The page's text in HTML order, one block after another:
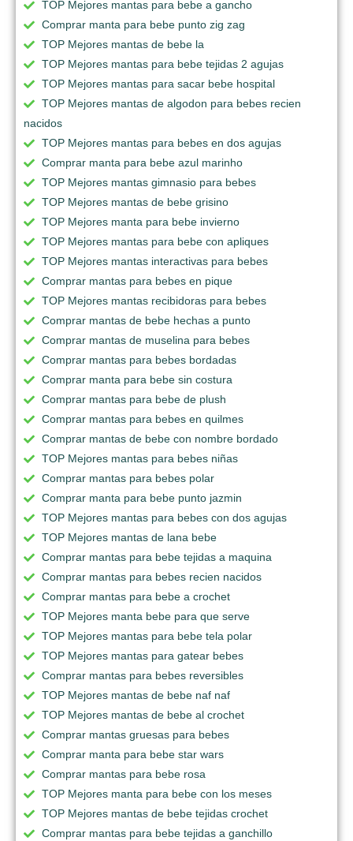
TOP Mejores mantas para bebe a gancho
Comprar manta para bebe punto zig zag
TOP Mejores mantas de bebe la
TOP Mejores mantas para bebe tejidas 2 agujas
TOP Mejores mantas para sacar bebe hospital
TOP Mejores mantas de algodon para bebes recien
nacidos
TOP Mejores mantas para bebes en dos agujas
Comprar manta para bebe azul marinho
TOP Mejores mantas gimnasio para bebes
TOP Mejores mantas de bebe grisino
TOP Mejores manta para bebe invierno
TOP Mejores mantas para bebe con apliques
TOP Mejores mantas interactivas para bebes
Comprar mantas para bebes en pique
TOP Mejores mantas recibidoras para bebes
Comprar mantas de bebe hechas a punto
Comprar mantas de muselina para bebes
Comprar mantas para bebes bordadas
Comprar manta para bebe sin costura
Comprar mantas para bebe de plush
Comprar mantas para bebes en quilmes
Comprar mantas de bebe con nombre bordado
TOP Mejores mantas para bebes niñas
Comprar mantas para bebes polar
Comprar manta para bebe punto jazmin
TOP Mejores mantas para bebes con dos agujas
TOP Mejores mantas de lana bebe
Comprar mantas para bebe tejidas a maquina
Comprar mantas para bebes recien nacidos
Comprar mantas para bebe a crochet
TOP Mejores manta bebe para que serve
TOP Mejores mantas para bebe tela polar
TOP Mejores mantas para gatear bebes
Comprar mantas para bebes reversibles
TOP Mejores mantas de bebe naf naf
TOP Mejores mantas de bebe al crochet
Comprar mantas gruesas para bebes
Comprar manta para bebe star wars
Comprar mantas para bebe rosa
TOP Mejores manta para bebe con los meses
TOP Mejores mantas de bebe tejidas crochet
Comprar mantas para bebe tejidas a ganchillo